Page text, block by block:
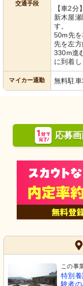
交通手段
【車2分】
新木屋
す。
50m先
先を左方
330m進
に到着し
マイカー通勤 無料駐車
応募
この事
特別
験者